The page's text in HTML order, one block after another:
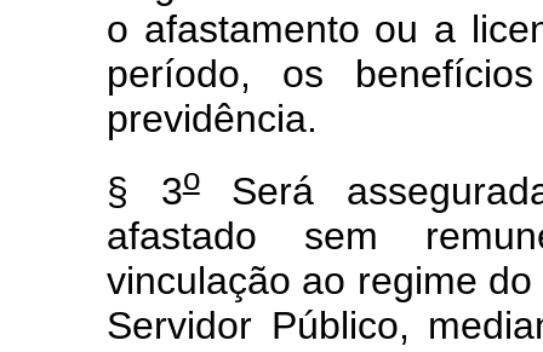
o afastamento ou a
período, os
previdência.
§ 3oSerá
afastado sem
vinculação ao regime
Servidor Público,